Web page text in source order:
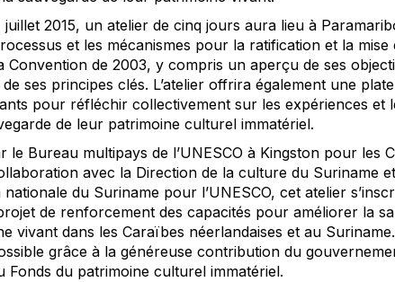
juillet 2015, un atelier de cinq jours aura lieu à
et les mécanismes pour la ratification et la
Convention de 2003, y compris un aperçu de ses
ses principes clés. L’atelier offrira également une
pour réfléchir collectivement sur les expériences et
de leur patrimoine culturel immatériel.
le Bureau multipays de l’UNESCO à Kingston pour les
avec la Direction de la culture du Suriname
nationale du Suriname pour l’UNESCO, cet atelier
de renforcement des capacités pour améliorer la
vivant dans les Caraïbes néerlandaises et au
grâce à la généreuse contribution du
Fonds du patrimoine culturel immatériel.